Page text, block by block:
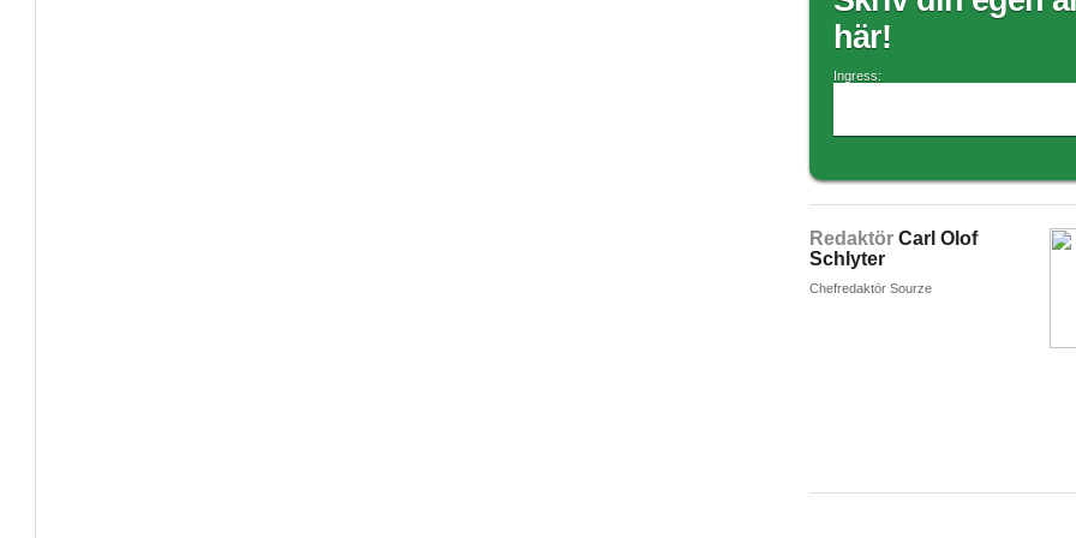
här!
Ingress:
Redaktör Carl Olof
Schlyter
Chefredaktör Sourze